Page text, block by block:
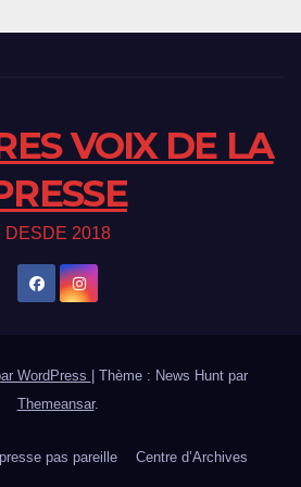
VOIX DE LA
DESDE 2018
WordPress
Thème : News Hunt par
Themeansar.
pas pareille Centre d’Archives